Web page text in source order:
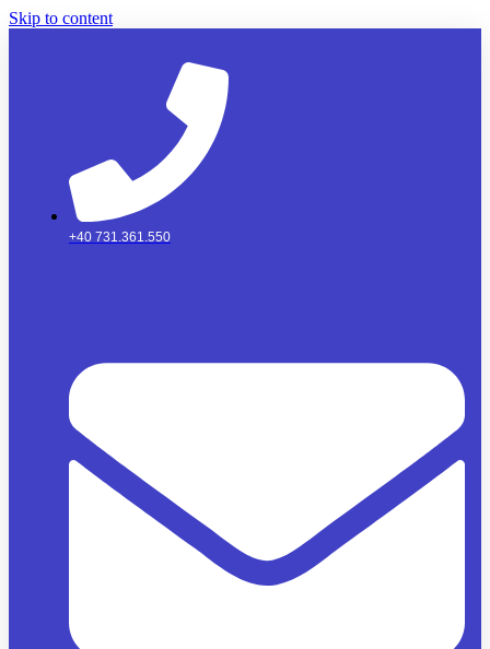
Skip to content
+40 731.361.550